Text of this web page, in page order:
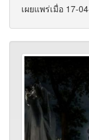
เผยแพร่เมื่อ 17-